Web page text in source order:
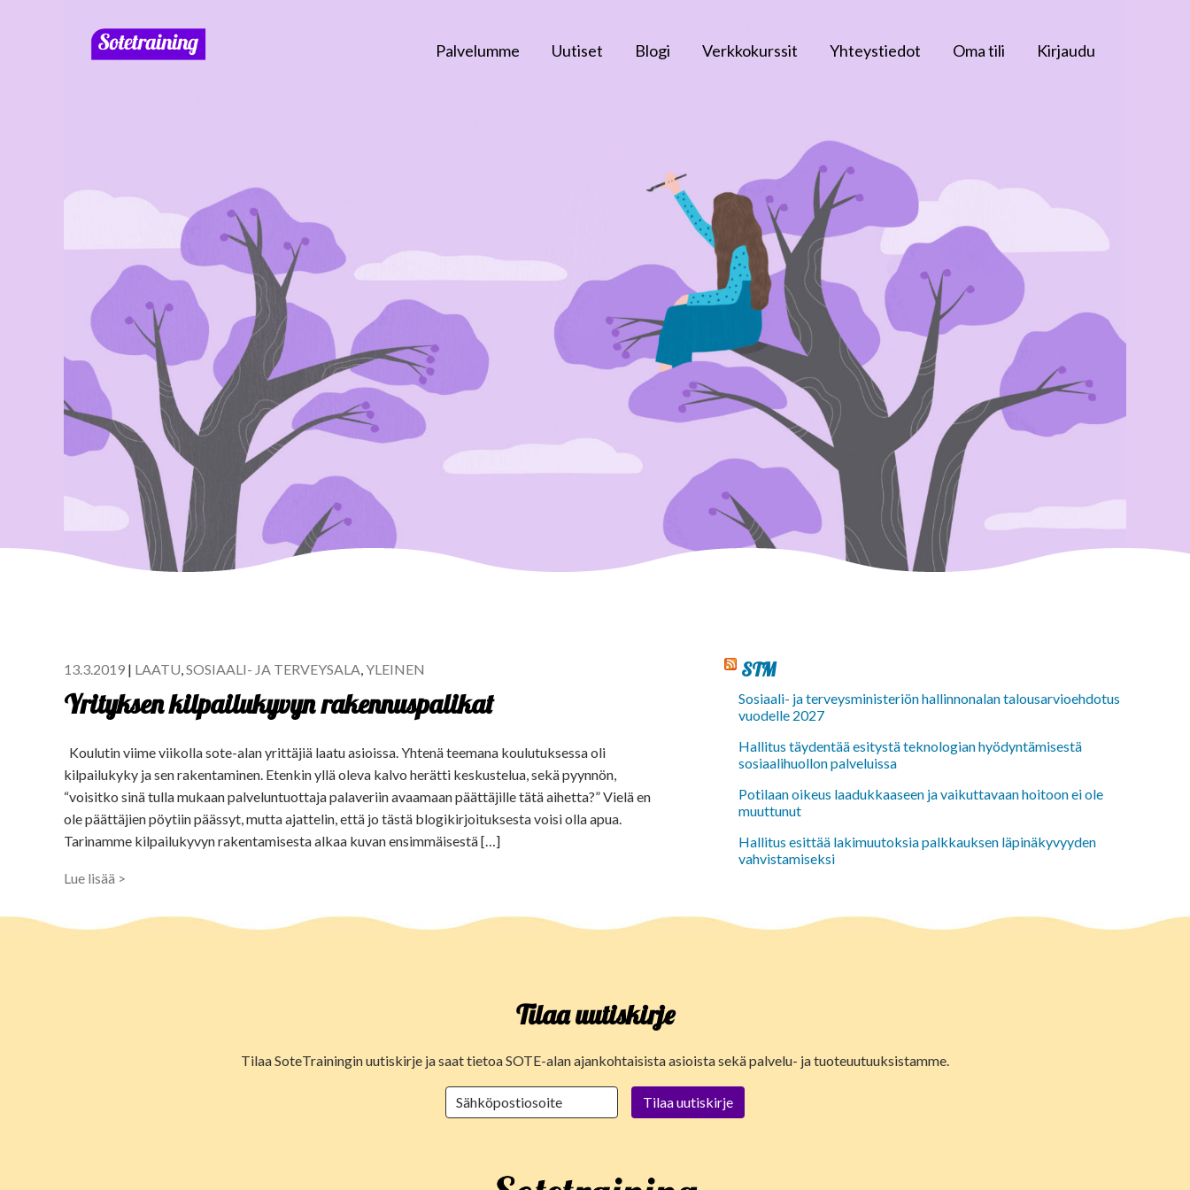
Palvelumme Uutiset Blogi Verkkokurssit Yhteystiedot Oma tili Kirjaudu
13.3.2019 | LAATU,SOSIAALI- JA TERVEYSALA,YLEINEN
Yrityksen kilpailukyvyn rakennuspalikat
Koulutin viime viikolla sote-alan yrittäjiä laatu asioissa. Yhtenä teemana koulutuksessa oli
kilpailukyky ja sen rakentaminen. Etenkin yllä oleva kalvo herätti keskustelua, sekä pyynnön,
“voisitko sinä tulla mukaan palveluntuottaja palaveriin avaamaan päättäjille tätä aihetta?” Vielä en
ole päättäjien pöytiin päässyt, mutta ajattelin, että jo tästä blogikirjoituksesta voisi olla apua.
Tarinamme kilpailukyvyn rakentamisesta alkaa kuvan ensimmäisestä […]
Lue lisää >
STM
Sosiaali- ja terveysministeriön hallinnonalan talousarvioehdotus
vuodelle 2027
Hallitus täydentää esitystä teknologian hyödyntämisestä
sosiaalihuollon palveluissa
Potilaan oikeus laadukkaaseen ja vaikuttavaan hoitoon ei ole
muuttunut
Hallitus esittää lakimuutoksia palkkauksen läpinäkyvyyden
vahvistamiseksi
Tilaa uutiskirje
Tilaa SoteTrainingin uutiskirje ja saat tietoa SOTE-alan ajankohtaisista asioista sekä palvelu- ja tuoteuutuuksistamme.